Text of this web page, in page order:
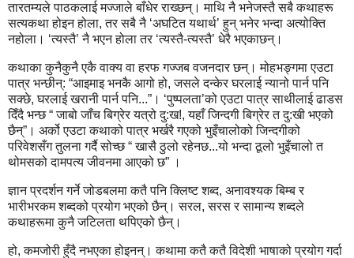
तारतम्यले पाठकलाई मज्जाले बाँधेर राख्छन्। माथि नै भनेजस्तै सबै कथाहरू
सत्यकथा होइन होला, तर सबै नै ‘अघटित यथार्थ’ हुन् भनेर भन्दा अत्योक्ति
नहोला। ‘त्यस्तै’ नै भएन होला तर ‘त्यस्तै-त्यस्तै’ धेरै भएकाछन्।
कथाका कुनैकुनै एकै वाक्य वा हरफ गज्जब वजनदार छन्। मोहभङ्गमा एउटा
पात्र भन्छीन्: “आइमाइ भनकै आगो हो, जसले दन्केर घरलाई न्यानो पार्न पनि
सक्छे, घरलाई खरानी पार्न पनि...”। ‘पुष्पलता’को एउटा पात्र साथीलाई ढाडस
दिँदै भन्छ “ जाबो जाँच बिग्रेर यत्रो दु:ख!, यहाँ जिन्दगी बिग्रेर त दु:खी भएको
छैन्”। अर्को एउटा कथाको पात्र भर्खरै गएको भुइँचालोको जिन्दगीको
परिवेशसँग तुलना गर्दै सोच्छ “ खासै ठुलो रहेनछ...यो भन्दा ठूलो भुइँचालो त
थोमसको दामपत्य जीवनमा आएको छ” ।
ज्ञान प्रदर्शन गर्ने जोडबलमा कतै पनि क्लिष्ट शब्द, अनावश्यक बिम्ब र
भारीभरकम शब्दको प्रयोग भएको छैन्। सरल, सरस र सामान्य शब्दले
कथाहरूमा कुनै जटिलता थपिएको छैन्।
हो, कमजोरी हुँदै नभएका होइनन्। कथामा कतै कतै विदेशी भाषाको प्रयोग गर्दा